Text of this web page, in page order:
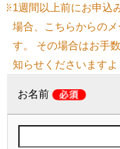
※1週間以上前にお申込
場合、こちらからの
す。 その場合はお手
知らせくださいますよ
お名前